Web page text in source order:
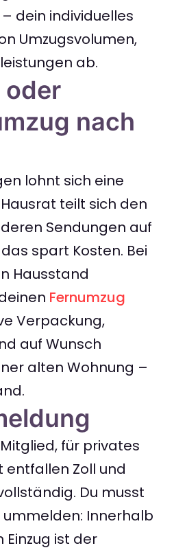
dein individuelles
Umzugsvolumen,
ab.
oder
nach
lohnt sich eine
teilt sich den
Sendungen auf
spart Kosten. Bei
Hausstand
Fernumzug
Verpackung,
auf Wunsch
alten Wohnung –
für privates
entfallen Zoll und
Du musst
Innerhalb
Einzug ist der